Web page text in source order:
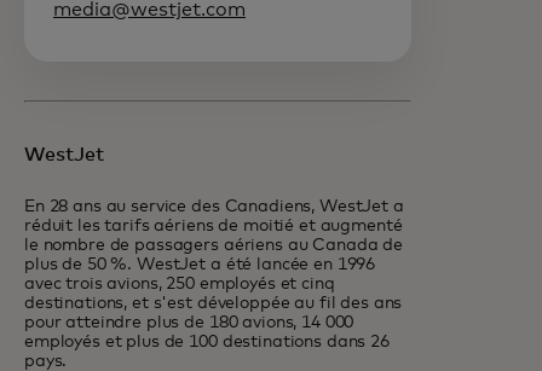
media@westjet.com
WestJet
En 28 ans au service des Canadiens, WestJet a
réduit les tarifs aériens de moitié et augmenté
le nombre de passagers aériens au Canada de
plus de 50 %. WestJet a été lancée en 1996
avec trois avions, 250 employés et cinq
destinations, et s'est développée au fil des ans
pour atteindre plus de 180 avions, 14 000
employés et plus de 100 destinations dans 26
pays.